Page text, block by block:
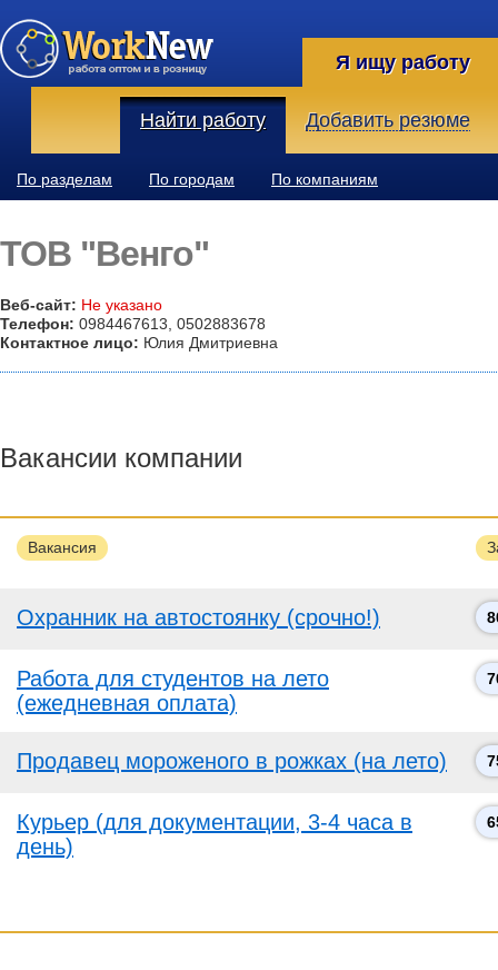
Я ищу работу
Найти работу Добавить резюме
По разделам По городам По компаниям
ТОВ "Венго"
Веб-сайт: Не указано
Телефон: 0984467613, 0502883678
Контактное лицо: Юлия Дмитриевна
Вакансии компании
Вакансия
Охранник на автостоянку (срочно!)
Работа для студентов на лето
(ежедневная оплата)
Продавец мороженого в рожках (на лето)
Курьер (для документации, 3-4 часа в
день)